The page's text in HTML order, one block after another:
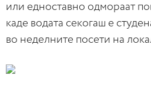
или едноставно одмораат
каде водата секогаш е
во неделните посети на